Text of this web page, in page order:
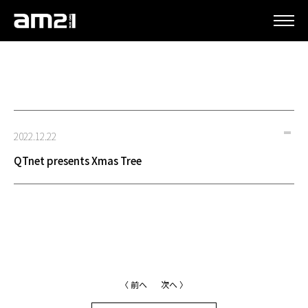
2022.12.22
QTnet presents Xmas Tree
〈 前へ 次へ 〉